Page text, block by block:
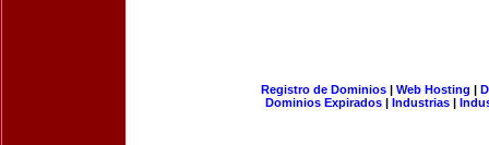
Registro de Dominios| Web Hosting |
Dominios Expirados | Industrias |